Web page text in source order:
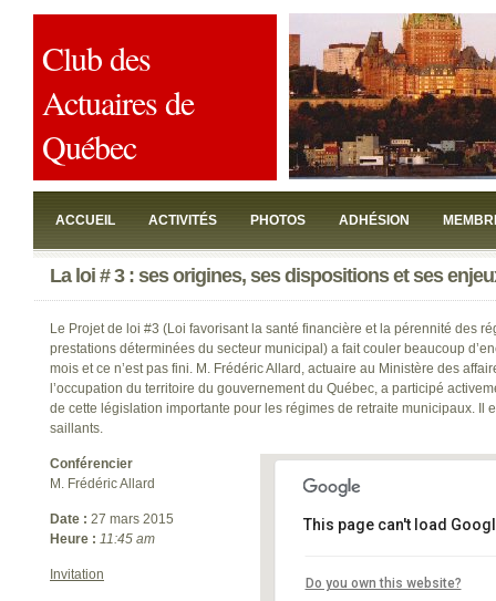
Club des
Actuaires de
Québec
ACCUEIL ACTIVITÉS PHOTOS ADHÉSION
JOINDRE
La loi # 3 : ses origines, ses dispositions et ses
Le Projet de loi #3 (Loi favorisant la santé financière et la pérennité des
prestations déterminées du secteur municipal) a fait couler beaucoup
mois et ce n’est pas fini. M. Frédéric Allard, actuaire au Ministère des
l’occupation du territoire du gouvernement du Québec, a participé
de cette législation importante pour les régimes de retraite municipaux. Il
saillants.
Hôtel Plaza Québec
This page can't load
Do you own this website?
Conférencier
M. Frédéric Allard
Date : 27 mars 2015
Heure : 11:45 am
Invitation